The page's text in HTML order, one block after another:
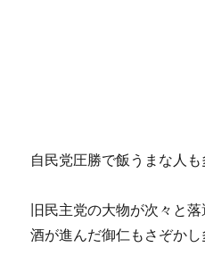
自民党圧勝で飯うまな人
旧民主党の大物が次々と
酒が進んだ御仁もさぞか